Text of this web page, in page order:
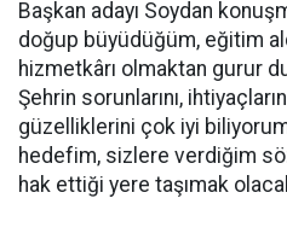
Başkan adayı Soydan
doğup büyüdüğüm, eğitim
hizmetkârı olmaktan gurur
Şehrin sorunlarını,
güzelliklerini çok iyi
hedefim, sizlere verdiğim
hak ettiği yere taşımak